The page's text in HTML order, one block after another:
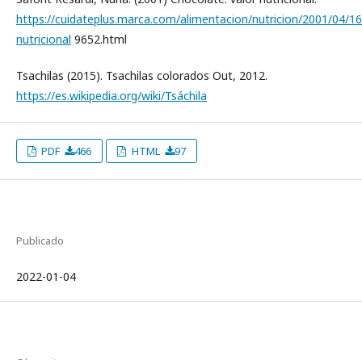
https://cuidateplus.marca.com/alimentacion/nutricion/2001/04/
nutricional 9652.html
Tsachilas (2015). Tsachilas colorados Out, 2012.
https://es.wikipedia.org/wiki/Tsáchila
PDF 466 HTML 97
Publicado
2022-01-04